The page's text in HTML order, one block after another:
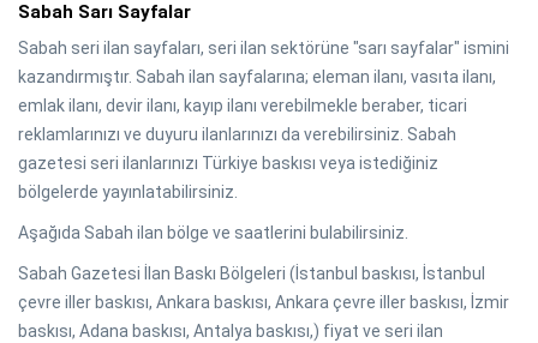
Sabah Sarı Sayfalar
Sabah seri ilan sayfaları, seri ilan sektörüne "sarı sayfalar" ismini
kazandırmıştır. Sabah ilan sayfalarına; eleman ilanı, vasıta ilanı,
emlak ilanı, devir ilanı, kayıp ilanı verebilmekle beraber, ticari
reklamlarınızı ve duyuru ilanlarınızı da verebilirsiniz. Sabah
gazetesi seri ilanlarınızı Türkiye baskısı veya istediğiniz
bölgelerde yayınlatabilirsiniz.
Aşağıda Sabah ilan bölge ve saatlerini bulabilirsiniz.
Sabah Gazetesi İlan Baskı Bölgeleri (İstanbul baskısı, İstanbul
çevre iller baskısı, Ankara baskısı, Ankara çevre iller baskısı, İzmir
baskısı, Adana baskısı, Antalya baskısı,) fiyat ve seri ilan